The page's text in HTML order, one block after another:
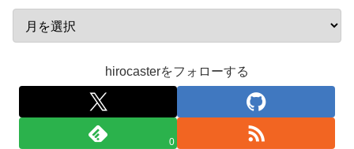
hirocasterをフォローする
0